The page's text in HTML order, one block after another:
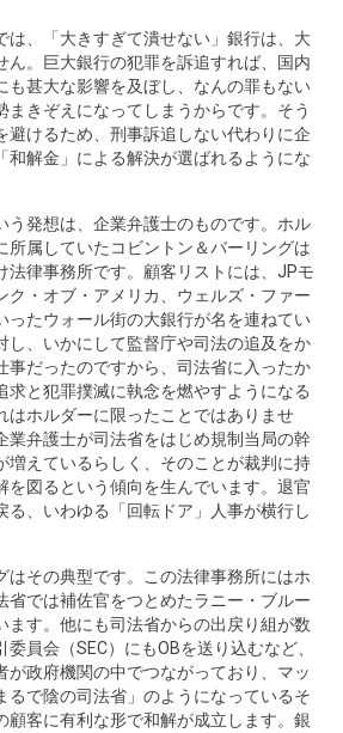
は、「大きすぎて潰せない」銀行は、大
ん。巨大銀行の犯罪を訴追すれば、国内
も甚大な影響を及ぼし、なんの罪もない
まきぞえになってしまうからです。そう
避けるため、刑事訴追しない代わりに企
和解金」による解決が選ばれるようにな
う発想は、企業弁護士のものです。ホル
所属していたコビントン＆バーリングは
法律事務所です。顧客リストには、JPモ
ク・オブ・アメリカ、ウェルズ・ファー
ったウォール街の大銀行が名を連ねてい
し、いかにして監督庁や司法の追及をか
事だったのですから、司法省に入ったか
求と犯罪撲滅に執念を燃やすようになる
はホルダーに限ったことではありませ
業弁護士が司法省をはじめ規制当局の幹
増えているらしく、そのことが裁判に持
を図るという傾向を生んでいます。退官
る、いわゆる「回転ドア」人事が横行し
はその典型です。この法律事務所にはホ
省では補佐官をつとめたラニー・ブルー
ます。他にも司法省からの出戻り組が数
員会（SEC）にもOBを送り込むなど、
が政府機関の中でつながっており、マッ
るで陰の司法省」のようになっているそ
顧客に有利な形で和解が成立します。銀